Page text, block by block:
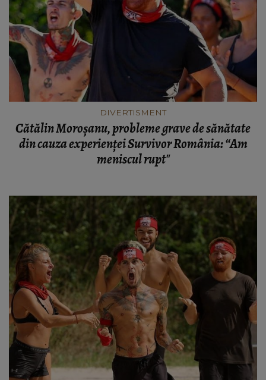
DIVERTISMENT
Cătălin Moroșanu, probleme grave de sănătate
din cauza experienței Survivor România: “Am
meniscul rupt"